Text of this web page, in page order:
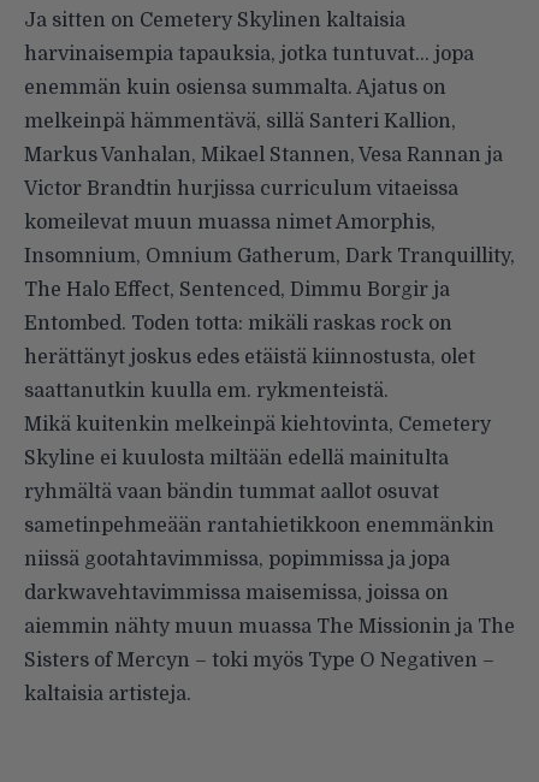
Ja sitten on Cemetery Skylinen kaltaisia
harvinaisempia tapauksia, jotka tuntuvat… jopa
enemmän kuin osiensa summalta. Ajatus on
melkeinpä hämmentävä, sillä Santeri Kallion,
Markus Vanhalan, Mikael Stannen, Vesa Rannan ja
Victor Brandtin hurjissa curriculum vitaeissa
komeilevat muun muassa nimet Amorphis,
Insomnium, Omnium Gatherum, Dark Tranquillity,
The Halo Effect, Sentenced, Dimmu Borgir ja
Entombed. Toden totta: mikäli raskas rock on
herättänyt joskus edes etäistä kiinnostusta, olet
saattanutkin kuulla em. rykmenteistä.
Mikä kuitenkin melkeinpä kiehtovinta, Cemetery
Skyline ei kuulosta miltään edellä mainitulta
ryhmältä vaan bändin tummat aallot osuvat
sametinpehmeään rantahietikkoon enemmänkin
niissä gootahtavimmissa, popimmissa ja jopa
darkwavehtavimmissa maisemissa, joissa on
aiemmin nähty muun muassa The Missionin ja The
Sisters of Mercyn – toki myös Type O Negativen –
kaltaisia artisteja.